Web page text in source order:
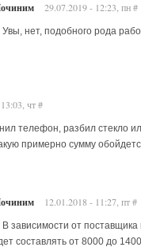
29.07.2019 - 12:23, пн#
нет, подобного рода
чт#
телефон, разбил стекло
примерно сумму
12.01.2018 - 11:27, пт#
зависимости от поставщика
составлять от 8000 до